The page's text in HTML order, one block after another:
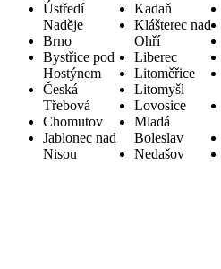
Ústředí
Naděje
Brno
Bystřice pod
Hostýnem
Česká
Třebová
Chomutov
Jablonec nad
Nisou
Kadaň
Klášterec nad
Ohří
Liberec
Litoměřice
Litomyšl
Lovosice
Mladá
Boleslav
Nedašov